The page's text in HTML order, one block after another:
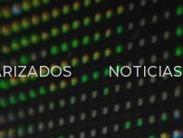
NOTICIAS